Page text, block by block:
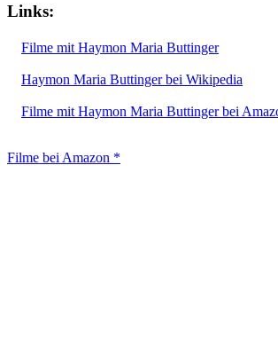
Links:
Filme mit Haymon Maria Buttinger
Haymon Maria Buttinger bei Wikipedia
Filme mit Haymon Maria Buttinger bei
Filme bei Amazon *